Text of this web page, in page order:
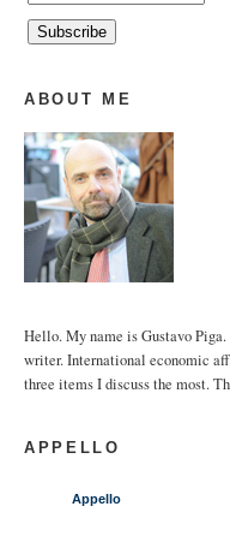
ABOUT ME
Hello. My name is Gustavo Piga.
writer. International economic
three items I discuss the most.
APPELLO
Appello